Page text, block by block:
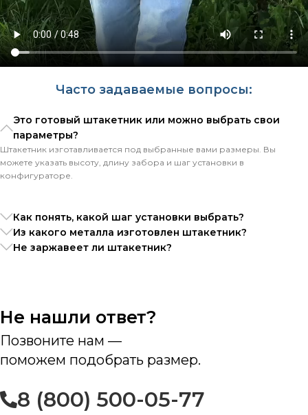
Часто задаваемые вопросы:
Это готовый штакетник или можно выбрать свои
параметры?
Штакетник изготавливается под выбранные вами размеры. Вы
можете указать высоту, длину забора и шаг установки в
конфигураторе.
Как понять, какой шаг установки выбрать?
Из какого металла изготовлен штакетник?
Не заржавеет ли штакетник?
Не нашли ответ?
Позвоните нам —
поможем подобрать размер.
8 (800) 500-05-77